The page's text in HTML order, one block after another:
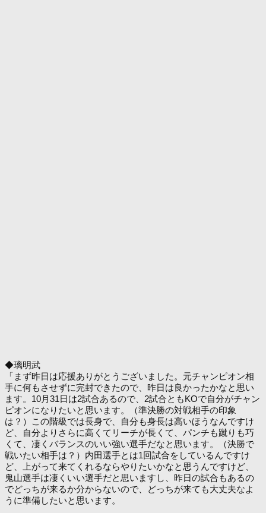
◆璃明武
「まず昨日は応援ありがとうございました。元チャンピオン相
手に何もさせずに完封できたので、昨日は良かったかなと思い
ます。10月31日は2試合あるので、2試合ともKOで自分がチャン
ピオンになりたいと思います。（準決勝の対戦相手の印象
は？）この階級では長身で、自分も身長は高いほうなんですけ
ど、自分よりさらに高くてリーチが長くて、パンチも蹴りも巧
くて、凄くバランスのいい強い選手だなと思います。（決勝で
戦いたい相手は？）内田選手とは1回試合をしているんですけ
ど、上がって来てくれるならやりたいかなと思うんですけど、
鬼山選手は凄くいい選手だと思いますし、昨日の試合もあるの
でどっちが来るか分からないので、どっちが来ても大丈夫なよ
うに準備したいと思います。